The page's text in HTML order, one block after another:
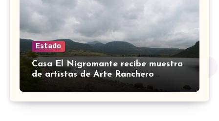
Estado
Casa El Nigromante recibe muestra
de artistas de Arte Ranchero